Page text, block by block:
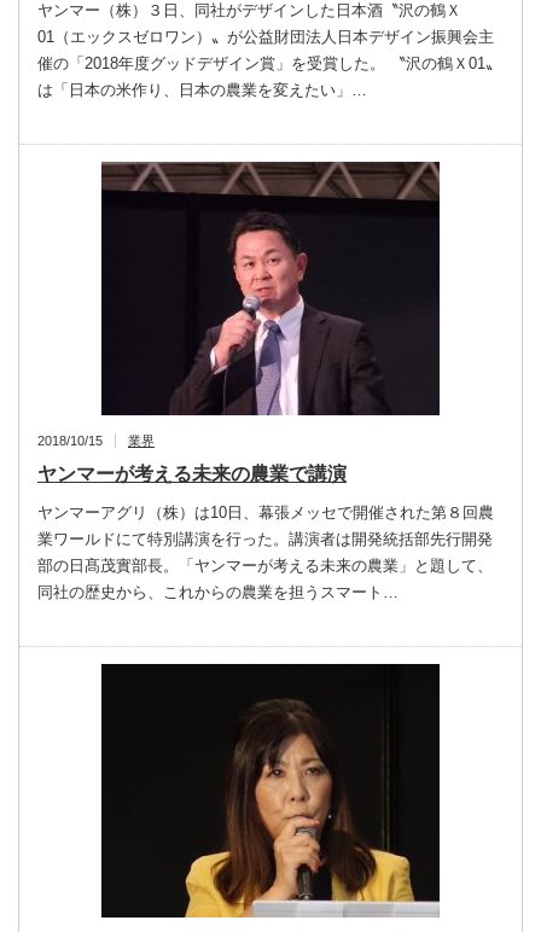
ヤンマー（株）３日、同社がデザインした日本酒〝沢の鶴Ｘ
01（エックスゼロワン）〟が公益財団法人日本デザイン振興会主
催の「2018年度グッドデザイン賞」を受賞した。 〝沢の鶴Ｘ01〟
は「日本の米作り、日本の農業を変えたい」…
2018/10/15 業界
ヤンマーが考える未来の農業で講演
ヤンマーアグリ（株）は10日、幕張メッセで開催された第８回農
業ワールドにて特別講演を行った。講演者は開発統括部先行開発
部の日髙茂實部長。「ヤンマーが考える未来の農業」と題して、
同社の歴史から、これからの農業を担うスマート…